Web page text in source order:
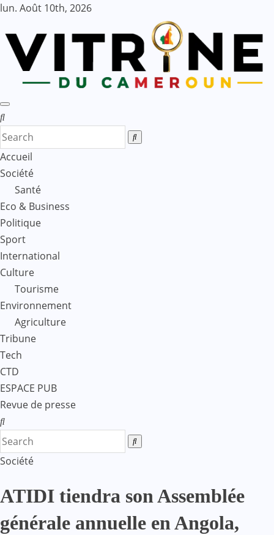
Skip
content
lun. Août 10th, 2026
Accueil
Société
Santé
Eco & Business
Politique
Sport
International
Culture
Tourisme
Environnement
Agriculture
Tribune
Tech
CTD
ESPACE PUB
Revue de presse
Société
ATIDI tiendra son Assemblée
générale annuelle en Angola,